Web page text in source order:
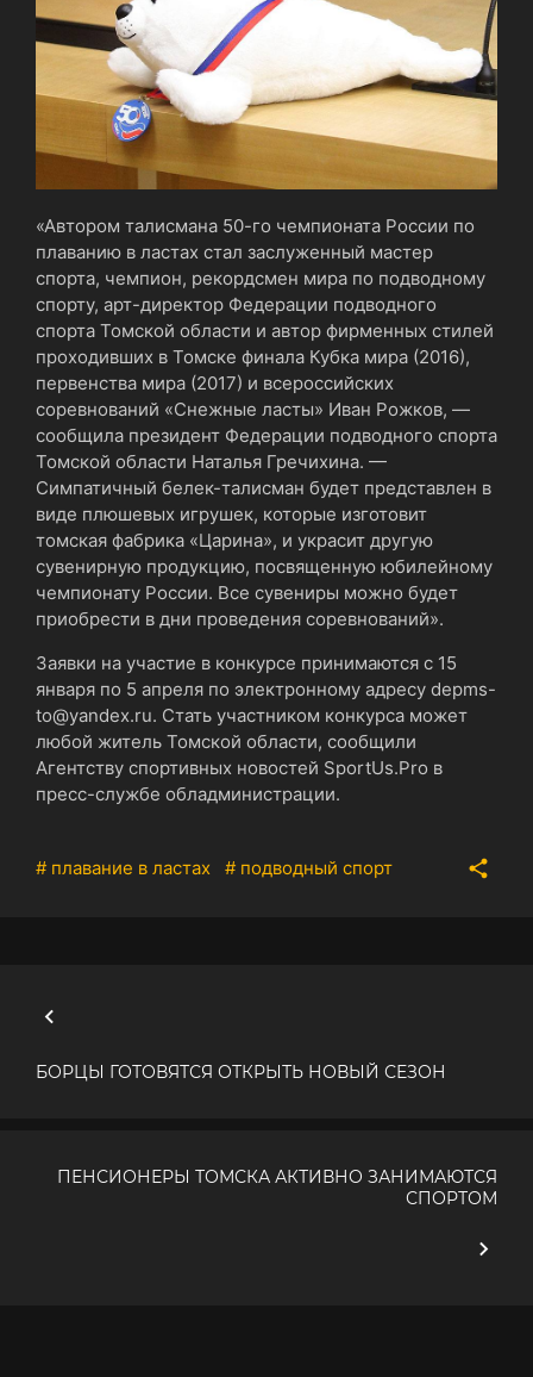
«Автором талисмана 50-го чемпионата России по
плаванию в ластах стал заслуженный мастер
спорта, чемпион, рекордсмен мира по подводному
спорту, арт-директор Федерации подводного
спорта Томской области и автор фирменных стилей
проходивших в Томске финала Кубка мира (2016),
первенства мира (2017) и всероссийских
соревнований «Снежные ласты» Иван Рожков, —
сообщила президент Федерации подводного спорта
Томской области Наталья Гречихина. —
Симпатичный белек-талисман будет представлен в
виде плюшевых игрушек, которые изготовит
томская фабрика «Царина», и украсит другую
сувенирную продукцию, посвященную юбилейному
чемпионату России. Все сувениры можно будет
приобрести в дни проведения соревнований».
Заявки на участие в конкурсе принимаются с 15
января по 5 апреля по электронному адресу depms-
to@yandex.ru. Стать участником конкурса может
любой житель Томской области, сообщили
Агентству спортивных новостей SportUs.Рro в
пресс-службе обладминистрации.
# плавание в ластах # подводный спорт
БОРЦЫ ГОТОВЯТСЯ ОТКРЫТЬ НОВЫЙ СЕЗОН
ПЕНСИОНЕРЫ ТОМСКА АКТИВНО ЗАНИМАЮТСЯ
СПОРТОМ